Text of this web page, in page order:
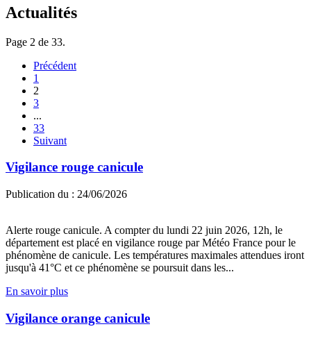
Actualités
Page 2 de 33.
Précédent
1
2
3
...
33
Suivant
Vigilance rouge canicule
Publication du : 24/06/2026
Alerte rouge canicule. A compter du lundi 22 juin 2026, 12h, le
département est placé en vigilance rouge par Météo France pour le
phénomène de canicule. Les températures maximales attendues iront
jusqu'à 41°C et ce phénomène se poursuit dans les...
En savoir plus
Vigilance orange canicule